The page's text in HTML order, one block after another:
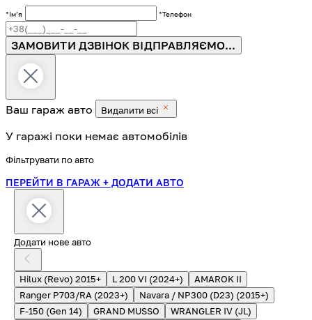
*Імʼя *Телефон
ЗАМОВИТИ ДЗВІНОК ВІДПРАВЛЯЄМО...
Ваш гараж авто Видалити всі
У гаражі поки немає автомобілів
Фільтрувати по авто
ПЕРЕЙТИ В ГАРАЖ + ДОДАТИ АВТО
Додати нове авто
Hilux (Revo) 2015+ L 200 VI (2024+)
AMAROK II
Ranger P703/RA (2023+)
Navara / NP300 (D23) (2015+)
F-150 (Gen 14)
GRAND MUSSO
WRANGLER IV (JL)